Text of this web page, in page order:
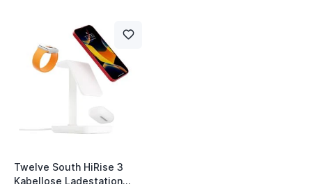
Twelve South HiRise 3
Kabellose Ladestation